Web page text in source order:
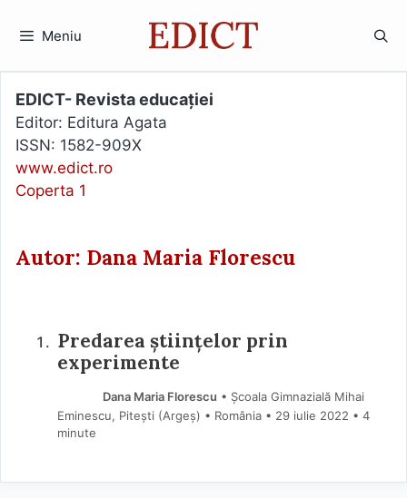
Meniu
EDICT- Revista educației
Editor: Editura Agata
ISSN: 1582-909X
www.edict.ro
Coperta 1
Autor: Dana Maria Florescu
Predarea științelor prin
experimente
Dana Maria Florescu • Școala Gimnazială Mihai
Eminescu, Pitești (Argeş) • România
29 iulie 2022 • 4
minute